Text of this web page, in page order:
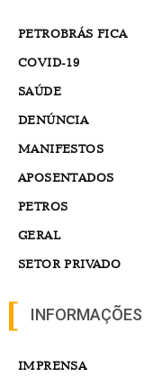
PETROBRÁS FICA
COVID-19
SAÚDE
DENÚNCIA
MANIFESTOS
APOSENTADOS
PETROS
GERAL
SETOR PRIVADO
INFORMAÇÕES
IMPRENSA